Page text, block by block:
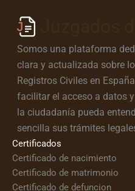
Somos una plataforma
clara y actualizada sobre
Registros Civiles en
facilitar el acceso a datos
la ciudadanía pueda
sencilla sus trámites
Certificados
Certificado de nacimiento
Certificado de matrimonio
Certificado de defuncion